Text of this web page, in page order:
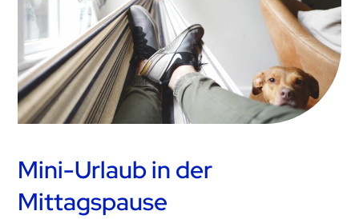
Mini-Urlaub in der
Mittagspause